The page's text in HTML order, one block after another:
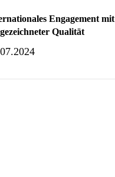
Engagement mit
Qualität